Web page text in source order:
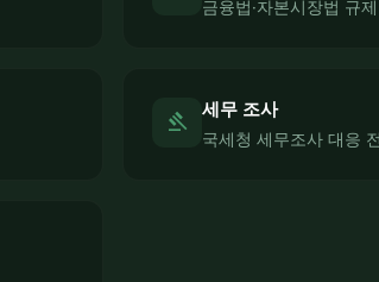
금융법·자본시장법 규
gavel 세무 조사
국세청 세무조사 대응